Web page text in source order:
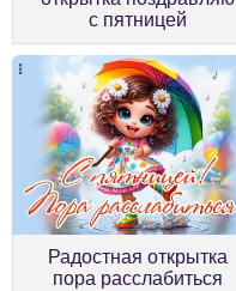
с пятницей
Радостная открытка
пора расслабиться